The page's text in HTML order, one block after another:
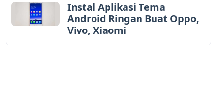
Instal Aplikasi Tema
Android Ringan Buat Oppo,
Vivo, Xiaomi